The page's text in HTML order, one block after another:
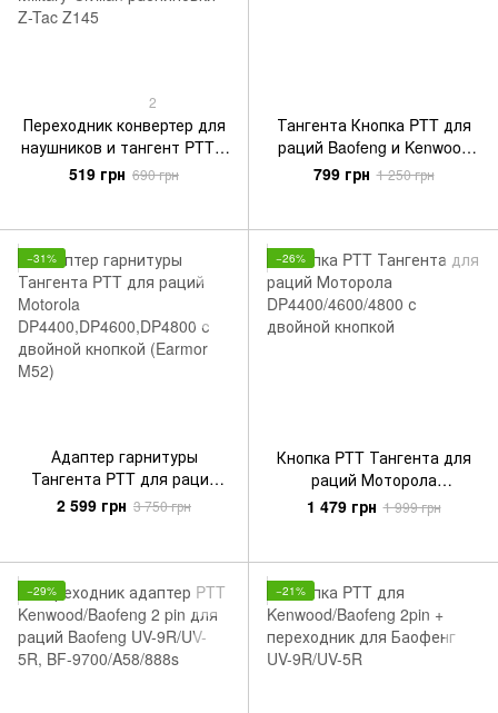
2
Переходник конвертер для
наушников и тангент PTT с
Civilian-Military и Military-
Civilian распиновки Z-Tac
519 грн 690 грн
Тангента Кнопка PTT для
раций Baofeng и Kenwood
ZP125 Military (2PIN)
799 грн 1 250 грн
−31%
Адаптер гарнитуры
Тангента PTT для раций
Motorola
M52)
2 599 грн 3 750 грн
−26%
Кнопка PTT Тангента для
раций Моторола
DP4400/4600/4800 с
двойной кнопкой
1 479 грн 1 999 грн
−29% −21%